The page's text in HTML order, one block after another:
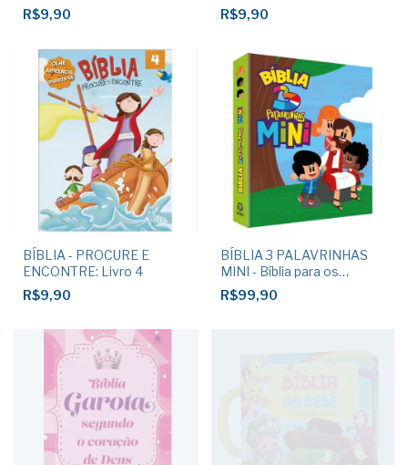
R$9,90
R$9,90
BÍBLIA - PROCURE E
ENCONTRE: Livro 4
R$9,90
BÍBLIA 3 PALAVRINHAS
MINI - Bíblia para os
Pequenininhos
R$99,90